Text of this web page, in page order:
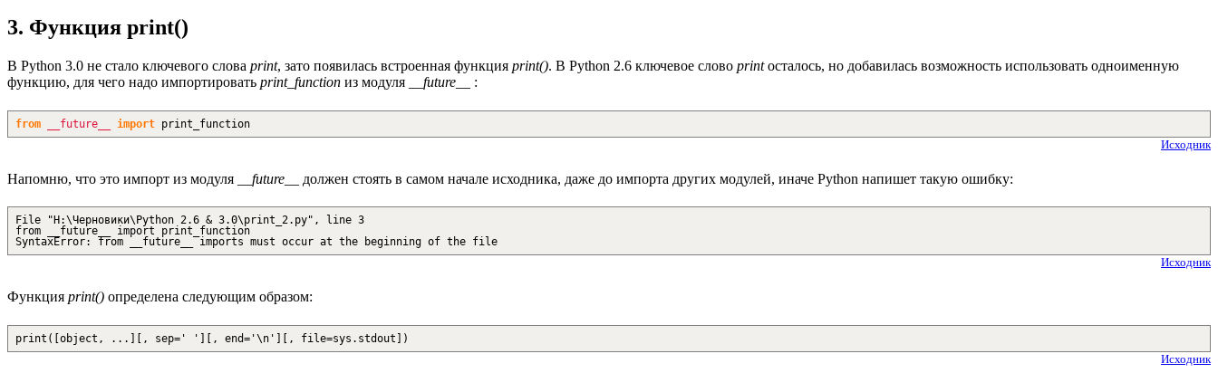
3. Функция print()
В Python 3.0 не стало ключевого слова print, зато появилась встроенная функция print(). В Python 2.6 ключевое слово printосталось, но добавилась возможность использовать одноименную
функцию, для чего надо импортировать print_function из модуля __future__ :
from __future__ import print_function
Исходник
Напомню, что это импорт из модуля __future__ должен стоять в самом начале исходника, даже до импорта других модулей, иначе Python напишет такую ошибку:
File "H:\Черновики\Python 2.6 & 3.0\print_2.py", line 3
from __future__ import print_function
SyntaxError: from __future__ imports must occur at the beginning of the file
Исходник
Функция print() определена следующим образом:
print([object, ...][, sep=' '][, end='\n'][, file=sys.stdout])
Исходник